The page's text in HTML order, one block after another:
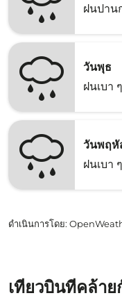
ฝนปาน
วันพุธ
ฝนเบา ๆ
วันพฤหั
ฝนเบา ๆ
ดำเนินการโดย:
เที่ยวบินที่คล้า